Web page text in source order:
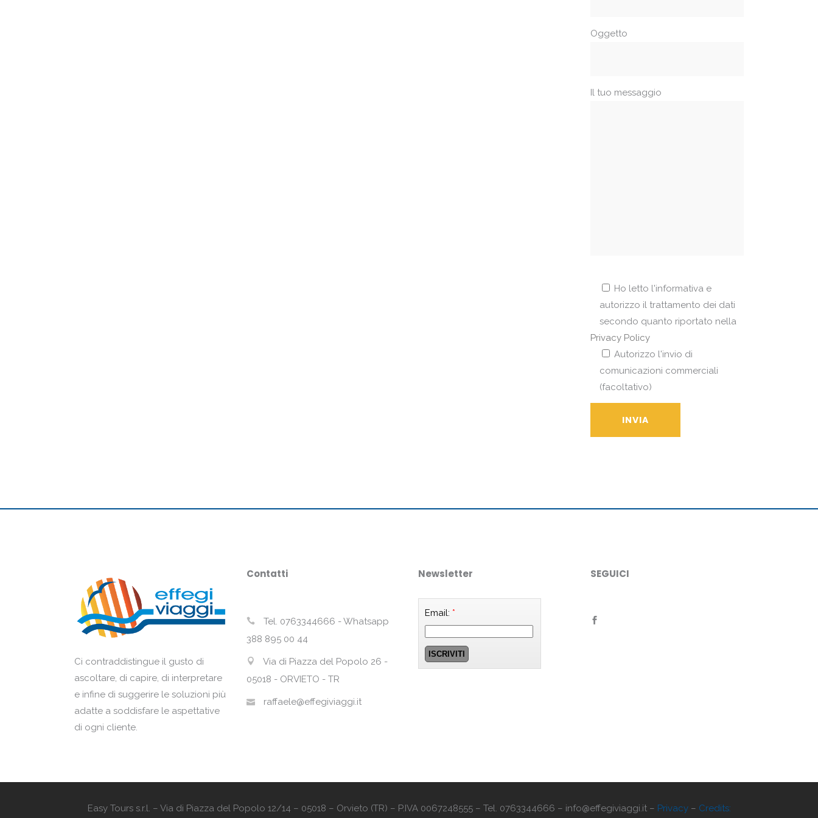
Oggetto
Il tuo messaggio
Ho letto l'informativa e
autorizzo il trattamento dei dati
secondo quanto riportato nella
Privacy Policy
Autorizzo l'invio di
comunicazioni commerciali
(facoltativo)
Ci contraddistingue il gusto di
ascoltare, di capire, di interpretare
e infine di suggerire le soluzioni più
adatte a soddisfare le aspettative
di ogni cliente.
Contatti
Tel. 0763344666 - Whatsapp
388 895 00 44
Via di Piazza del Popolo 26 -
05018 - ORVIETO - TR
raffaele@effegiviaggi.it
Newsletter
Email: *
SEGUICI
Easy Tours s.r.l. – Via di Piazza del Popolo 12/14 – 05018 – Orvieto (TR) – P.IVA 0067248555 – Tel. 0763344666 – info@effegiviaggi.it – Privacy– Credits: